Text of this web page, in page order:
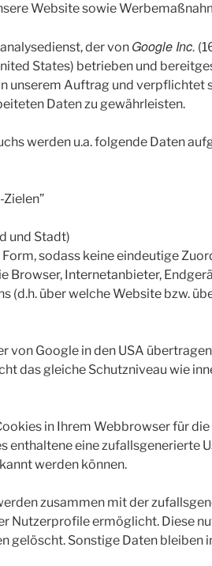
Website sowie
der von Google Inc.
States) betrieben und
unserem Auftrag und verpflichtet
Daten zu gewährleisten.
werden u.a. folgende Daten
und Stadt)
sodass keine eindeutige
Browser, Internetanbieter,
(d.h. über welche Website bzw.
von Google in den USA
das gleiche Schutzniveau wie
in Ihrem Webbrowser für
enthaltene eine zufallsgenerierte
werden können.
zusammen mit der
Nutzerprofile ermöglicht. Diese
gelöscht. Sonstige Daten